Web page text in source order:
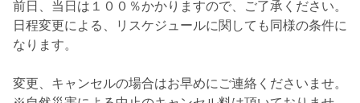
前日、当日は１００％かかりますので、ご了承ください。
日程変更による、リスケジュールに関しても同様の条件に
なります。
変更、キャンセルの場合はお早めにご連絡くださいませ。